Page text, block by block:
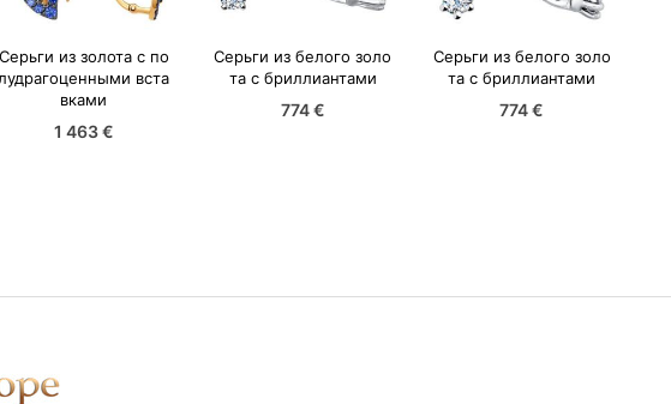
Серьги из золота с по
лудрагоценными вста
вками
1 463 €
Серьги из белого золо
та с бриллиантами
774 €
Серьги из белого золо
та с бриллиантами
774 €